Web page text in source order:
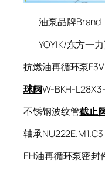
油泵品牌Brand：
YOYIK/东方一力
抗燃油再循环泵
球阀W-BKH-L28X3-
不锈钢波纹管截止
轴承NU222E.M1.C3
EH油再循环泵密封